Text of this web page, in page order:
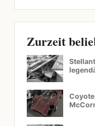
Zurzeit
Coyote